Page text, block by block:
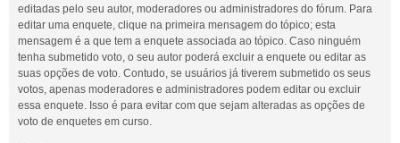
editadas pelo seu autor, moderadores ou administradores do fórum. Para
editar uma enquete, clique na primeira mensagem do tópico; esta
mensagem é a que tem a enquete associada ao tópico. Caso ninguém
tenha submetido voto, o seu autor poderá excluir a enquete ou editar as
suas opções de voto. Contudo, se usuários já tiverem submetido os seus
votos, apenas moderadores e administradores podem editar ou excluir
essa enquete. Isso é para evitar com que sejam alteradas as opções de
voto de enquetes em curso.